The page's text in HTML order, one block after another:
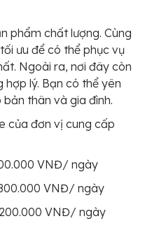
phẩm chất lượng. Cùng
ưu để có thể phục vụ
Ngoài ra, nơi đây còn
lý. Bạn có thể yên
thân và gia đình.
của đơn vị cung cấp
VNĐ/ ngày
VNĐ/ ngày
VNĐ/ ngày